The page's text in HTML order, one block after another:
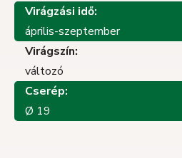
Virágzási idő:
április-szeptember
Virágszín:
változó
Cserép:
Ø 19